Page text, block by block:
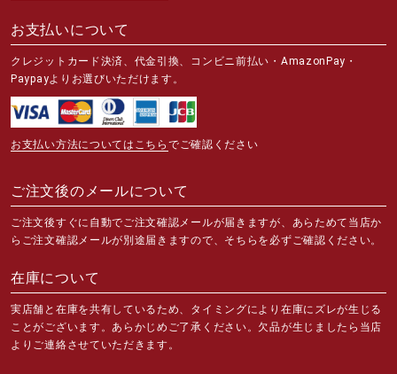
お支払いについて
クレジットカード決済、代金引換、コンビニ前払い・AmazonPay・
Paypayよりお選びいただけます。
お支払い方法についてはこちら でご確認ください
ご注文後のメールについて
ご注文後すぐに自動でご注文確認メールが届きますが、あらためて当店か
らご注文確認メールが別途届きますので、そちらを必ずご確認ください。
在庫について
実店舗と在庫を共有しているため、タイミングにより在庫にズレが生じる
ことがございます。あらかじめご了承ください。欠品が生じましたら当店
よりご連絡させていただきます。